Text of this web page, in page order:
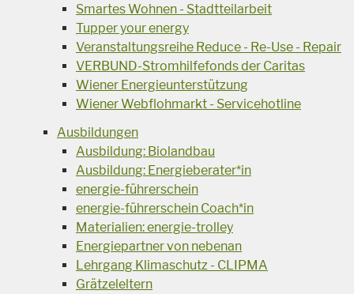
Smartes Wohnen - Stadtteilarbeit
Tupper your energy
Veranstaltungsreihe Reduce - Re-Use - Repair
VERBUND-Stromhilfefonds der Caritas
Wiener Energieunterstützung
Wiener Webflohmarkt - Servicehotline
Ausbildungen
Ausbildung: Biolandbau
Ausbildung: Energieberater*in
energie-führerschein
energie-führerschein Coach*in
Materialien: energie-trolley
Energiepartner von nebenan
Lehrgang Klimaschutz - CLIPMA
Grätzeleltern